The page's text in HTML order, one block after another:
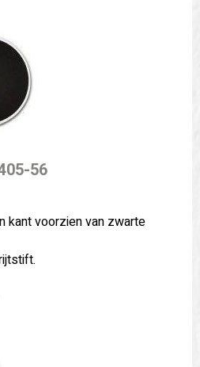
56
kant voorzien van zwarte